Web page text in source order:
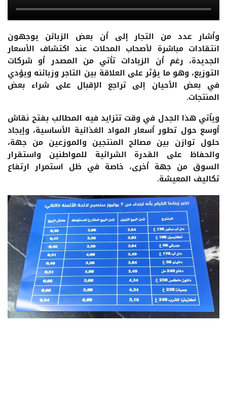
وأشار عدد من التجار إلى أن بعض الزبائن يوجهون
انتقادات مباشرة لأصحاب المحلات عند اكتشاف الأسعار
الجديدة، رغم أن الزيادات تأتي من المصدر أو شركات
التوزيع، وهو ما يؤثر على العلاقة بين التاجر وزبائنه ويؤدي
في بعض الأحيان إلى تراجع الإقبال على شراء بعض
المنتجات.
ويأتي هذا الجدل في وقت تتزايد فيه المطالب بفتح نقاش
أوسع حول تطور أسعار المواد الغذائية الأساسية، وإيجاد
حلول توازن بين مصالح المنتجين والموزعين من جهة،
والحفاظ على القدرة الشرائية للمواطنين واستقرار
السوق من جهة أخرى، خاصة في ظل استمرار ارتفاع
تكاليف المعيشة.